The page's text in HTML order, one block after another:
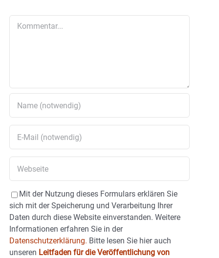
Mit der Nutzung dieses Formulars erklären Sie
sich mit der Speicherung und Verarbeitung Ihrer
Daten durch diese Website einverstanden. Weitere
Informationen erfahren Sie in der
Datenschutzerklärung. Bitte lesen Sie hier auch
unseren Leitfaden für die Veröffentlichung von